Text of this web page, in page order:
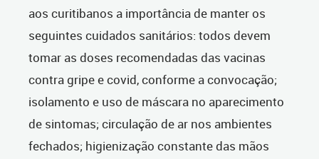
aos curitibanos a importância de manter os
seguintes cuidados sanitários: todos devem
tomar as doses recomendadas das vacinas
contra gripe e covid, conforme a convocação;
isolamento e uso de máscara no aparecimento
de sintomas; circulação de ar nos ambientes
fechados; higienização constante das mãos